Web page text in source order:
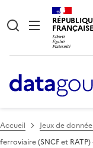
FRANÇAISE
Accueil Jeux de
ferroviaire (SNCF et